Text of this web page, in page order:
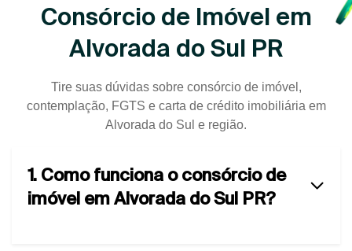
Consórcio de Imóvel em
Alvorada do Sul PR
Tire suas dúvidas sobre consórcio de imóvel,
contemplação, FGTS e carta de crédito imobiliária em
Alvorada do Sul e região.
1. Como funciona o consórcio de
imóvel em Alvorada do Sul PR?